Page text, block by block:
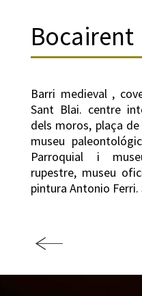
Bocairent
Barri medieval ,
Sant Blai. centre
dels moros, plaça
museu
Parroquial i
rupestre, museu
pintura Antonio Ferri.